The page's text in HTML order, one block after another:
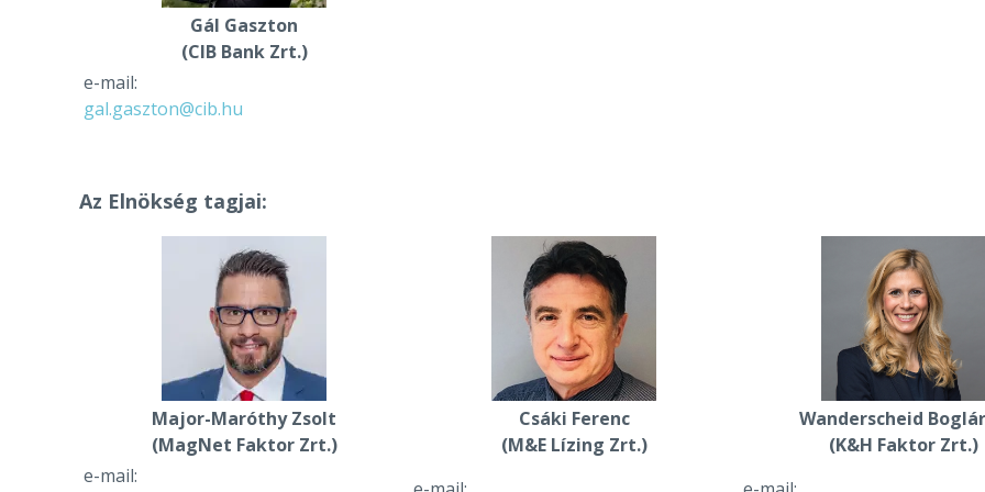
Gál Gaszton
(CIB Bank Zrt.)
e-mail:
gal.gaszton@cib.hu
Az Elnökség tagjai:
Major-Maróthy Zsolt
(MagNet Faktor Zrt.)
Csáki Ferenc
(M&E Lízing Zrt.)
Wanderscheid
(K&H Faktor Zrt.)
e-mail: